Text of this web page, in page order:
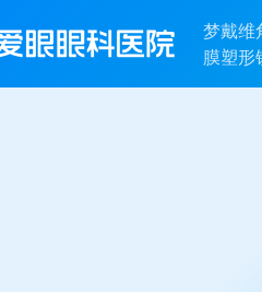
梦戴维
膜塑形